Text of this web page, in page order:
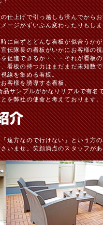
仕上げで引っ越しも済んでから
ージがずいぶん変わったりもし
に自ずとどんな看板が似合うか
伝隊長の看板がいかにお客様の
促進できるか・・・それが看板
看板の持つ力はまだまだ未知数
線を集める看板。
客様を誘導する看板。
サンプルがかなりリアルで有名
を弊社の使命と考えております。
遠方なので行けない」という方
いませ。笑顔満点のスタッフが